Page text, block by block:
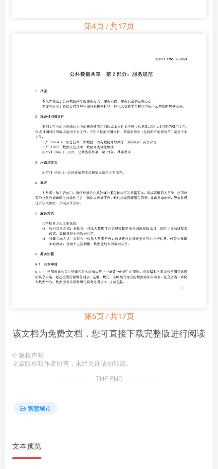
第4页 / 共17页
第5页 / 共17页
该文档为免费文档，您可直接下载完整版进行阅读
© 版权声明
文章版权归作者所有，未经允许请勿转载。
THE END
智慧城市
文本预览